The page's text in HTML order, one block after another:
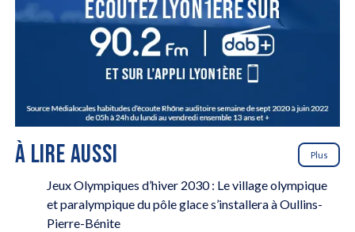
À LIRE AUSSI Plus
Jeux Olympiques d’hiver 2030 : Le village olympique
et paralympique du pôle glace s’installera à Oullins-
Pierre-Bénite